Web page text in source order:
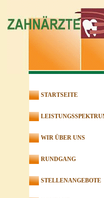
STARTSEITE
WIR ÜBER UNS
RUNDGANG
STELLENANGEBOTE